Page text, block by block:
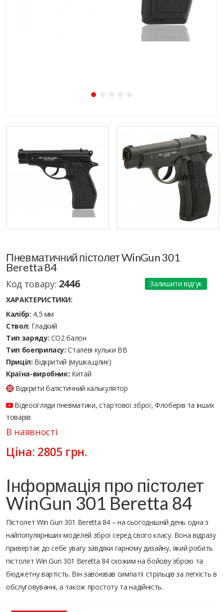
Пневматичний пістолет WinGun 301
Beretta 84
Код товару: 2446
Залишити відгук
ХАРАКТЕРИСТИКИ:
Калібр: 4,5 мм
Ствол: Гладкий
Тип заряду: CO2 балон
Тип боеприпасу: Сталеві кульки ВВ
Приціл: Відкритий (мушка,цілик)
Країна-виробник: Китай
Відкрити балістичний калькулятор
Відеоогляди пневматики, стартової зброї, Флоберів та інших
товарів
В наявності
Ціна: 2805 грн.
Інформація про пістолет
WinGun 301 Beretta 84
Пістолет Win Gun 301 Beretta 84 – на сьогоднішній день одна з
найпопулярніших моделей зброї серед свого класу. Вона відразу
привертає до себе увагу завдяки гарному дизайну, який робить
пістолет Win Gun 301 Beretta 84 схожим на бойову зброю та
бюджетну вартість. Він завоював симпатії стрільців за легкість в
обслуговуванні, а також простоту та надійність.